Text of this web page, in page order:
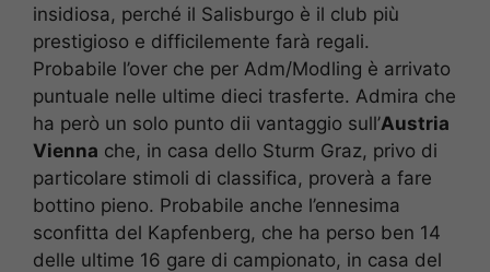
insidiosa, perché il Salisburgo è il club più
prestigioso e difficilemente farà regali.
Probabile l’over che per Adm/Modling è arrivato
puntuale nelle ultime dieci trasferte. Admira che
ha però un solo punto dii vantaggio sull’Austria
Vienna che, in casa dello Sturm Graz, privo di
particolare stimoli di classifica, proverà a fare
bottino pieno. Probabile anche l’ennesima
sconfitta del Kapfenberg, che ha perso ben 14
delle ultime 16 gare di campionato, in casa del